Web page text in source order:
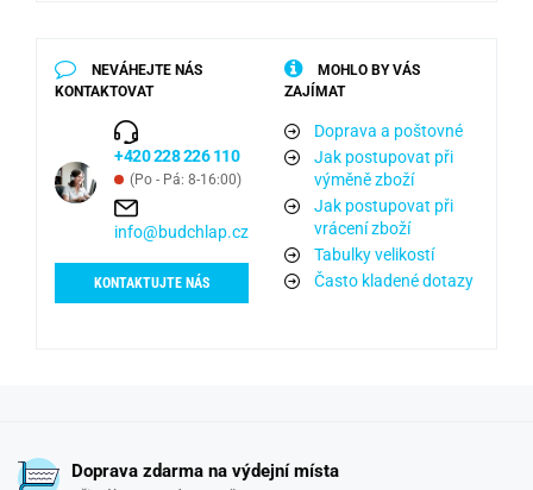
NEVÁHEJTE NÁS
KONTAKTOVAT
+420 228 226 110
(Po - Pá: 8-16:00)
info@budchlap.cz
KONTAKTUJTE NÁS
MOHLO BY VÁS
ZAJÍMAT
Doprava a poštovné
Jak postupovat při
výměně zboží
Jak postupovat při
vrácení zboží
Tabulky velikostí
Často kladené dotazy
Doprava zdarma na výdejní místa